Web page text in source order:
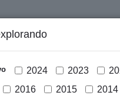
2024 2023
2016 2015 2014